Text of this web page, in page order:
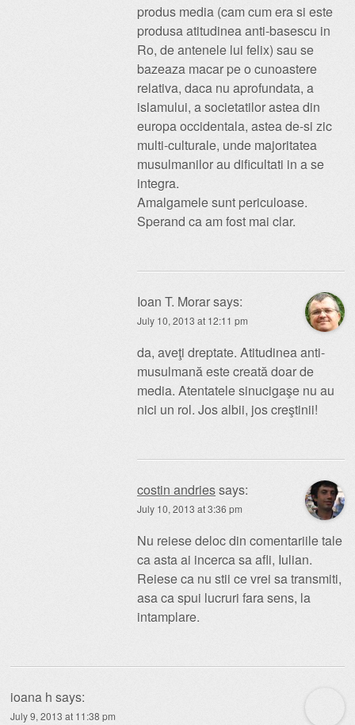
produs media (cam cum era si este
produsa atitudinea anti-basescu in
Ro, de antenele lui felix) sau se
bazeaza macar pe o cunoastere
relativa, daca nu aprofundata, a
islamului, a societatilor astea din
europa occidentala, astea de-si zic
multi-culturale, unde majoritatea
musulmanilor au dificultati in a se
integra.
Amalgamele sunt periculoase.
Sperand ca am fost mai clar.
Ioan T. Morarsays:
July 10, 2013 at 12:11 pm
da, aveţi dreptate. Atitudinea anti-
musulmană este creată doar de
media. Atentatele sinucigaşe nu au
nici un rol. Jos albii, jos creştinii!
costin andriessays:
July 10, 2013 at 3:36 pm
Nu reiese deloc din comentariile tale
ca asta ai incerca sa afli, Iulian.
Reiese ca nu stii ce vrei sa transmiti,
asa ca spui lucruri fara sens, la
intamplare.
ioana h says:
July 9, 2013 at 11:38 pm